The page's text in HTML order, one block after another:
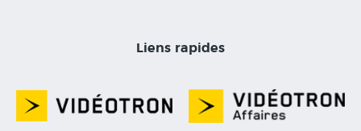
Liens rapides